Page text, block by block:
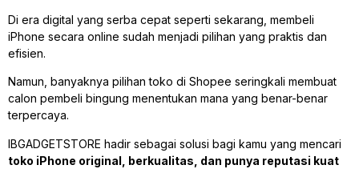
Di era digital yang serba cepat seperti sekarang, membeli
iPhone secara online sudah menjadi pilihan yang praktis dan
efisien.
Namun, banyaknya pilihan toko di Shopee seringkali membuat
calon pembeli bingung menentukan mana yang benar-benar
terpercaya.
IBGADGETSTORE hadir sebagai solusi bagi kamu yang mencari
toko iPhone original, berkualitas, dan punya reputasi kuat